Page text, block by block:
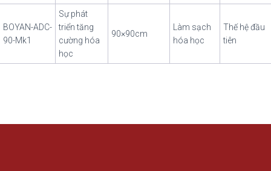
BOYAN-ADC-
90-Mk1
Sự phát
triển tăng
cường hóa
học
90×90cm
Làm sạch
hóa học
Thế hệ đầu
tiên